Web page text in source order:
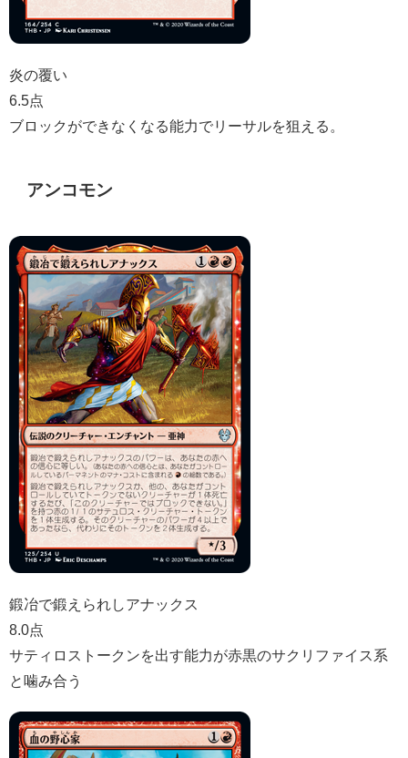
炎の覆い
6.5点
ブロックができなくなる能力でリーサルを狙える。
アンコモン
鍛冶で鍛えられしアナックス
8.0点
サティロストークンを出す能力が赤黒のサクリファイス系
と噛み合う